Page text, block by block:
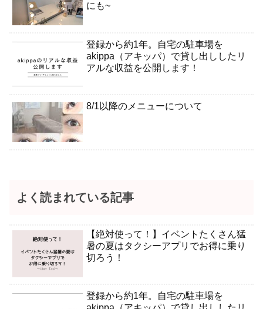
にも~
登録から約1年。自宅の駐車場を
akippa（アキッパ）で貸し出ししたリ
アルな収益を公開します！
8/1以降のメニューについて
よく読まれている記事
【絶対使って！】イベントたくさん猛
暑の夏はタクシーアプリでお得に乗り
切ろう！
登録から約1年。自宅の駐車場を